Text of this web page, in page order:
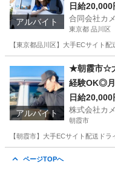
アルバイト
日給20,000
合同会社カ
東京都 品川区
【東京都品川区】大手ECサイト
ドライバー
アルバイト
★朝霞市☆
経験OK◎
可！
日給20,000
株式会社カ
朝霞市
【朝霞市】大手ECサイト配送ド
ページTOPへ